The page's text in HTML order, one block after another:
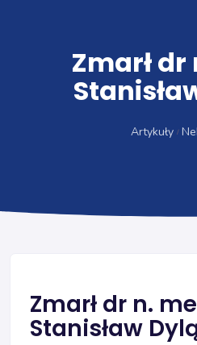
Zmarł dr
Artykuły
Zmarł dr n.
Stanisław